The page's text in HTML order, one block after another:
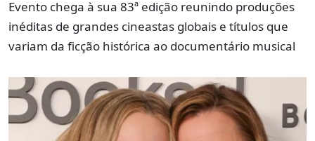
Evento chega à sua 83ª edição reunindo produções
inéditas de grandes cineastas globais e títulos que
variam da ficção histórica ao documentário musical